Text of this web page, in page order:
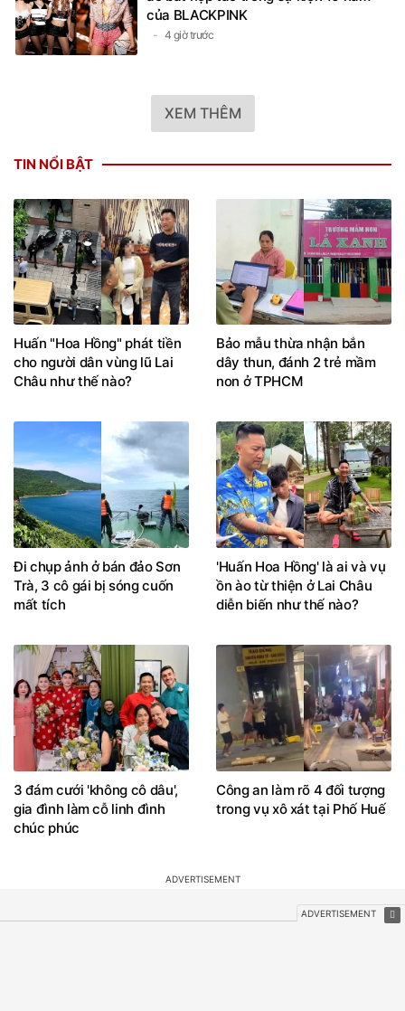
4 giờ trước
XEM THÊM
Huấn "Hoa Hồng" phát tiền
cho người dân vùng lũ Lai
Châu như thế nào?
Bảo mẫu thừa nhận bắn
dây thun, đánh 2 trẻ mầm
non ở TPHCM
Đi chụp ảnh ở bán đảo Sơn
Trà, 3 cô gái bị sóng cuốn
mất tích
'Huấn Hoa Hồng' là ai và vụ
ồn ào từ thiện ở Lai Châu
diễn biến như thế nào?
3 đám cưới 'không cô dâu',
gia đình làm cỗ linh đình
chúc phúc
Công an làm rõ 4 đối tượng
trong vụ xô xát tại Phố Huế